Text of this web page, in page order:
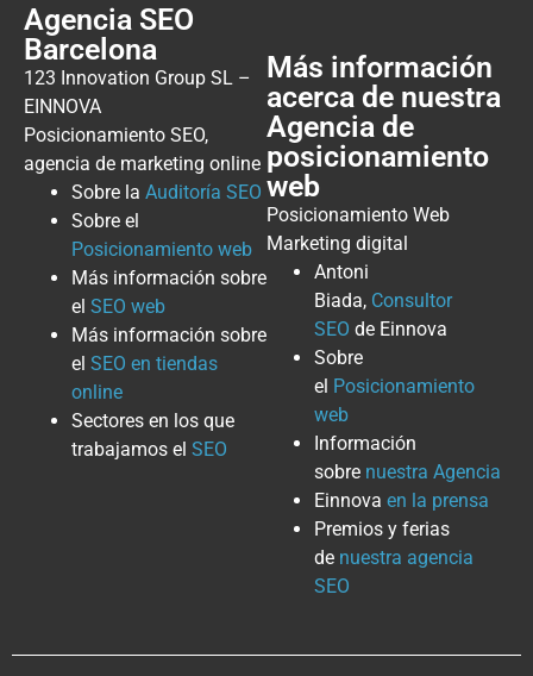
Agencia SEO
Barcelona
123 Innovation Group SL –
EINNOVA
Posicionamiento SEO,
agencia de marketing online
Sobre la Auditoría SEO
Sobre el
Posicionamiento web
Más información sobre
el SEO web
Más información sobre
el SEO en tiendas
online
Sectores en los que
trabajamos el SEO
Más información
acerca de nuestra
Agencia de
posicionamiento
web
Posicionamiento Web
Marketing digital
Antoni
Biada, Consultor
SEO de Einnova
Sobre
el Posicionamiento
web
Información
sobre nuestra Agencia
Einnova en la prensa
Premios y ferias
de nuestra agencia
SEO